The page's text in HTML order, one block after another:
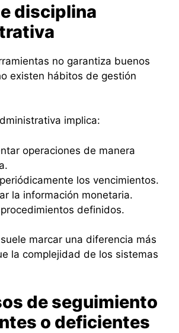
disciplina
no garantiza buenos
existen hábitos de gestión
implica:
operaciones de manera
los vencimientos.
la información monetaria.
definidos.
marcar una diferencia más
la complejidad de los sistemas
de seguimiento
o deficientes